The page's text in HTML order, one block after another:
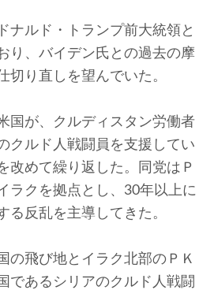
ルド・トランプ前大統領と
り、バイデン氏との過去の摩
切り直しを望んでいた。
国が、クルディスタン労働者
クルド人戦闘員を支援してい
改めて繰り返した。同党はＰ
ラクを拠点とし、30年以上に
る反乱を主導してきた。
飛び地とイラク北部のＰＫ
であるシリアのクルド人戦闘